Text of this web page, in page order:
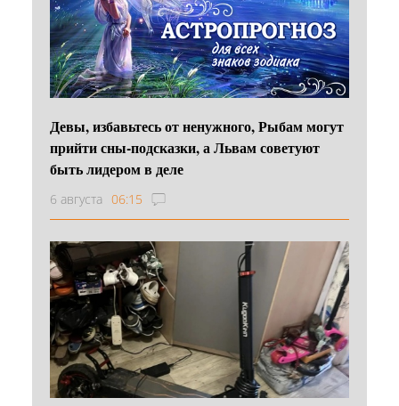
Девы, избавьтесь от ненужного, Рыбам могут
прийти сны-подсказки, а Львам советуют
быть лидером в деле
6 августа 06:15